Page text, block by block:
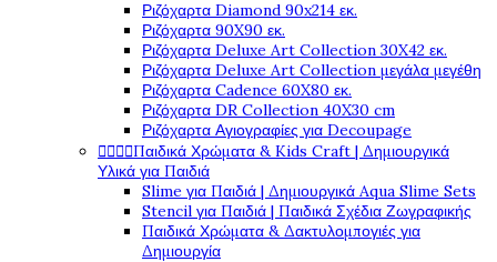
Ριζόχαρτα Diamond 90x214 εκ.
Ριζόχαρτα 90X90 εκ.
Ριζόχαρτα Deluxe Art Collection 30X42 εκ.
Ριζόχαρτα Deluxe Art Collection μεγάλα μεγέθη
Ριζόχαρτα Cadence 60X80 εκ.
Ριζόχαρτα DR Collection 40X30 cm
Ριζόχαρτα Αγιογραφίες για Decoupage
Παιδικά Χρώματα & Kids Craft | Δημιουργικά
Υλικά για Παιδιά
Slime για Παιδιά | Δημιουργικά Aqua Slime Sets
Stencil για Παιδιά | Παιδικά Σχέδια Ζωγραφικής
Παιδικά Χρώματα & Δακτυλομπογιές για
Δημιουργία